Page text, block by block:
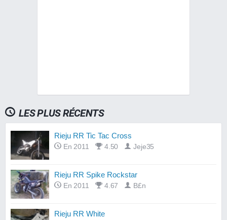
LES PLUS RÉCENTS
Rieju RR Tic Tac Cross
En 2011 4.50 Jeje35
Rieju RR Spike Rockstar
En 2011 4.67 B£n
Rieju RR White